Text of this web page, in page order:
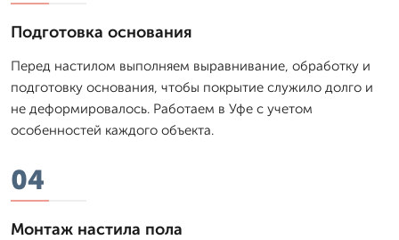
Подготовка основания
Перед настилом выполняем выравнивание, обработку и
подготовку основания, чтобы покрытие служило долго и
не деформировалось. Работаем в Уфе с учетом
особенностей каждого объекта.
04
Монтаж настила пола